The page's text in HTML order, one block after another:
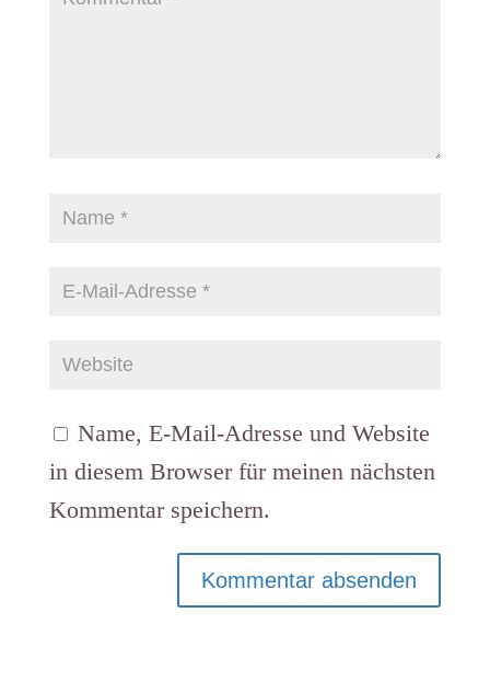
Name, E-Mail-Adresse und Website
in diesem Browser für meinen nächsten
Kommentar speichern.